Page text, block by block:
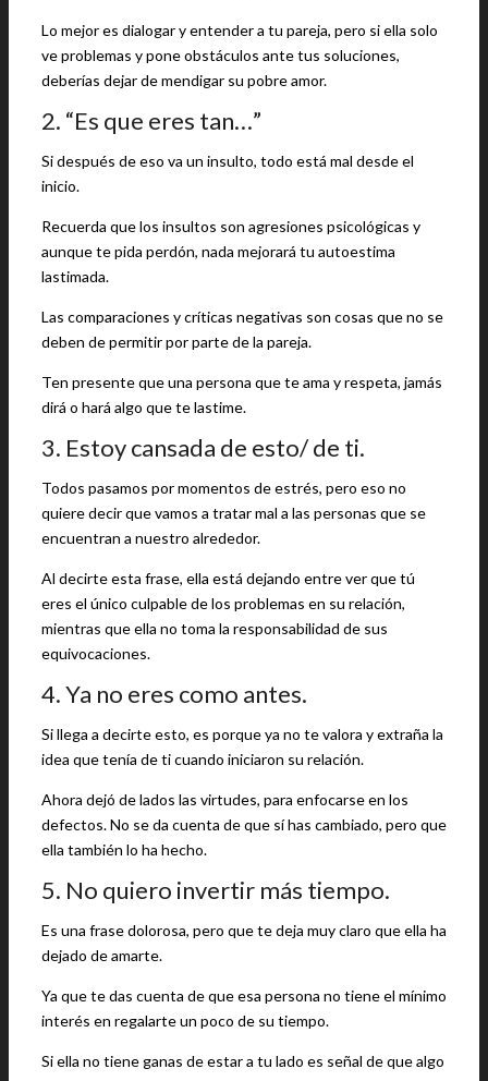
Lo mejor es dialogar y entender a tu pareja, pero si ella solo
ve problemas y pone obstáculos ante tus soluciones,
deberías dejar de mendigar su pobre amor.
2. “Es que eres tan…”
Si después de eso va un insulto, todo está mal desde el
inicio.
Recuerda que los insultos son agresiones psicológicas y
aunque te pida perdón, nada mejorará tu autoestima
lastimada.
Las comparaciones y críticas negativas son cosas que no se
deben de permitir por parte de la pareja.
Ten presente que una persona que te ama y respeta, jamás
dirá o hará algo que te lastime.
3. Estoy cansada de esto/ de ti.
Todos pasamos por momentos de estrés, pero eso no
quiere decir que vamos a tratar mal a las personas que se
encuentran a nuestro alrededor.
Al decirte esta frase, ella está dejando entre ver que tú
eres el único culpable de los problemas en su relación,
mientras que ella no toma la responsabilidad de sus
equivocaciones.
4. Ya no eres como antes.
Si llega a decirte esto, es porque ya no te valora y extraña la
idea que tenía de ti cuando iniciaron su relación.
Ahora dejó de lados las virtudes, para enfocarse en los
defectos. No se da cuenta de que sí has cambiado, pero que
ella también lo ha hecho.
5. No quiero invertir más tiempo.
Es una frase dolorosa, pero que te deja muy claro que ella ha
dejado de amarte.
Ya que te das cuenta de que esa persona no tiene el mínimo
interés en regalarte un poco de su tiempo.
Si ella no tiene ganas de estar a tu lado es señal de que algo